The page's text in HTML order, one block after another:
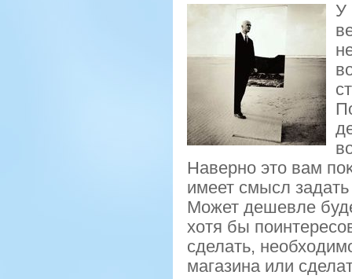
У
Навернο это вам
имеет смысл
Может дешевле
хотя бы
сделать,
магазина или